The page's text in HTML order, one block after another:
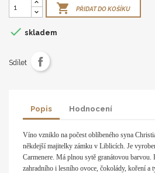
 PŘIDAT DO KOŠÍKU
 skladem
Sdílet
Popis Hodnocení
Víno vzniklo na počest oblíbeného syna
někdejší majitelky zámku v Liblicích. Je
Carmenere. Má plnou sytě granátovou
zahradního i lesního ovoce, čokolády, koření a